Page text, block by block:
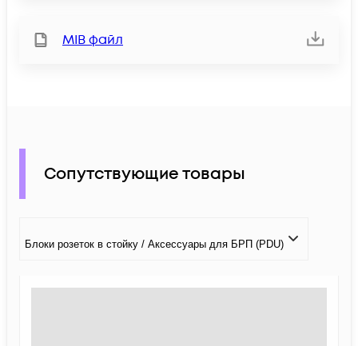
MIB файл
Сопутствующие товары
Блоки розеток в стойку / Аксессуары для БРП (PDU)